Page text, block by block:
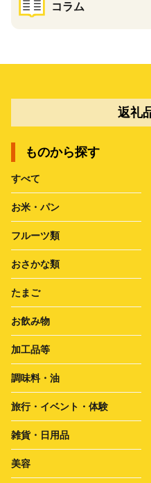
コラム
返礼
ものから探す
すべて
お米・パン
フルーツ類
おさかな類
たまご
お飲み物
加工品等
調味料・油
旅行・イベント・体験
雑貨・日用品
美容